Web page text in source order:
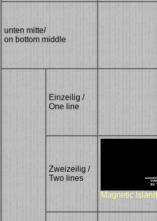
unten mitte/
on bottom middle
Einzeilig /
One line
Zweizeilig /
Two lines
Magnetic Island